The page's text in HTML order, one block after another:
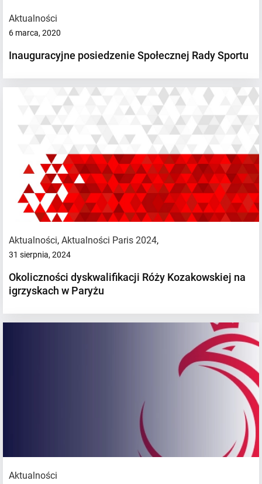
Aktualności
6 marca, 2020
Inauguracyjne posiedzenie Społecznej Rady Sportu
Aktualności, Aktualności Paris 2024,
31 sierpnia, 2024
Okoliczności dyskwalifikacji Róży Kozakowskiej na
igrzyskach w Paryżu
Aktualności